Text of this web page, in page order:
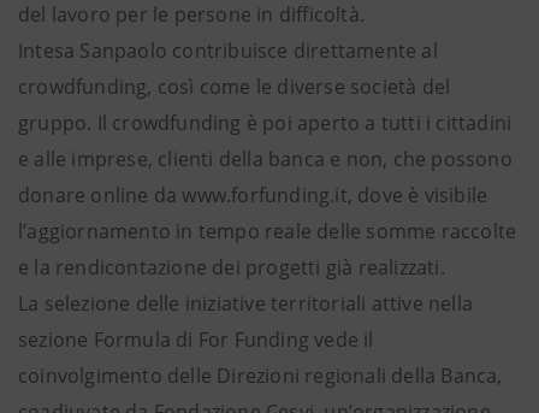
del lavoro per le persone in difficoltà.
Intesa Sanpaolo contribuisce direttamente al
crowdfunding, così come le diverse società del
gruppo. Il crowdfunding è poi aperto a tutti i cittadini
e alle imprese, clienti della banca e non, che possono
donare online da www.forfunding.it, dove è visibile
l’aggiornamento in tempo reale delle somme raccolte
e la rendicontazione dei progetti già realizzati.
La selezione delle iniziative territoriali attive nella
sezione Formula di For Funding vede il
coinvolgimento delle Direzioni regionali della Banca,